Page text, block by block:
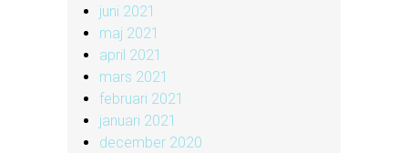
juni 2021
maj 2021
april 2021
mars 2021
februari 2021
januari 2021
december 2020